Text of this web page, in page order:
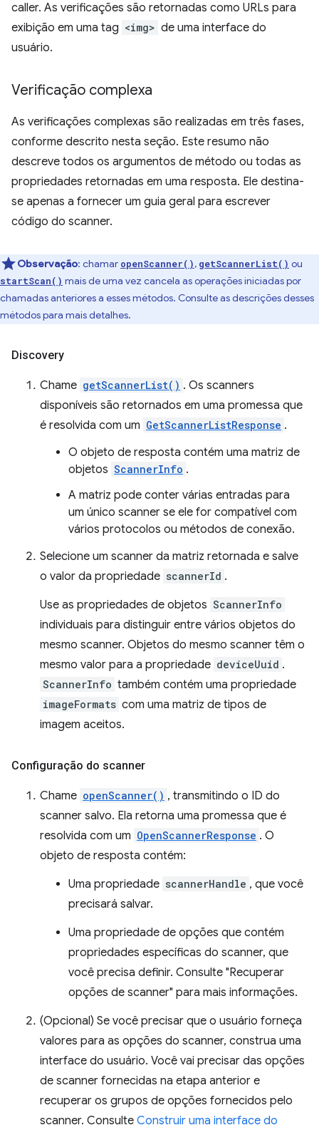
caller. As verificações são retornadas como URLs para
exibição em uma tag <img> de uma interface do
usuário.
Verificação complexa
As verificações complexas são realizadas em três fases,
conforme descrito nesta seção. Este resumo não
descreve todos os argumentos de método ou todas as
propriedades retornadas em uma resposta. Ele destina-
se apenas a fornecer um guia geral para escrever
código do scanner.
Observação: chamar openScanner(), getScannerList() ou
startScan() mais de uma vez cancela as operações iniciadas por
chamadas anteriores a esses métodos. Consulte as descrições desses
métodos para mais detalhes.
Discovery
Chame getScannerList() . Os scanners
disponíveis são retornados em uma promessa que
é resolvida com um GetScannerListResponse .
O objeto de resposta contém uma matriz de
objetos ScannerInfo .
A matriz pode conter várias entradas para
um único scanner se ele for compatível com
vários protocolos ou métodos de conexão.
Selecione um scanner da matriz retornada e salve
o valor da propriedade scannerId .
Use as propriedades de objetos ScannerInfo
individuais para distinguir entre vários objetos do
mesmo scanner. Objetos do mesmo scanner têm o
mesmo valor para a propriedade deviceUuid .
ScannerInfo também contém uma propriedade
imageFormats com uma matriz de tipos de
imagem aceitos.
Configuração do scanner
Chame openScanner() , transmitindo o ID do
scanner salvo. Ela retorna uma promessa que é
resolvida com um OpenScannerResponse . O
objeto de resposta contém:
Uma propriedade scannerHandle , que você
precisará salvar.
Uma propriedade de opções que contém
propriedades específicas do scanner, que
você precisa definir. Consulte "Recuperar
opções de scanner" para mais informações.
(Opcional) Se você precisar que o usuário forneça
valores para as opções do scanner, construa uma
interface do usuário. Você vai precisar das opções
de scanner fornecidas na etapa anterior e
recuperar os grupos de opções fornecidos pelo
scanner. Consulte Construir uma interface do